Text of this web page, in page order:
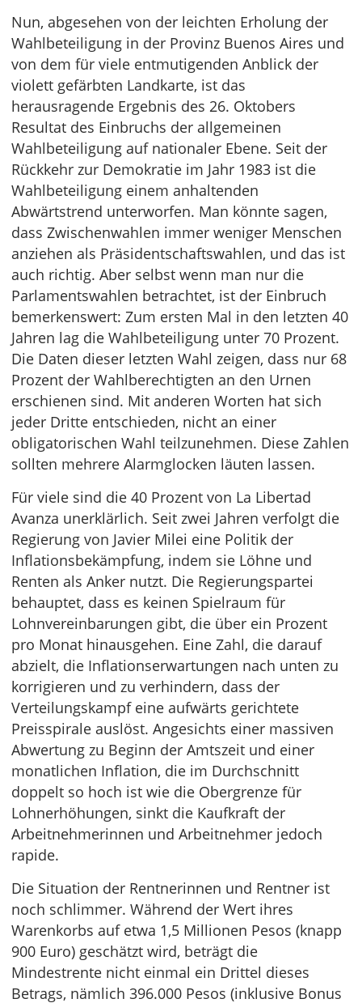
Nun, abgesehen von der leichten Erholung der
Wahlbeteiligung in der Provinz Buenos Aires und
von dem für viele entmutigenden Anblick der
violett gefärbten Landkarte, ist das
herausragende Ergebnis des 26. Oktobers
Resultat des Einbruchs der allgemeinen
Wahlbeteiligung auf nationaler Ebene. Seit der
Rückkehr zur Demokratie im Jahr 1983 ist die
Wahlbeteiligung einem anhaltenden
Abwärtstrend unterworfen. Man könnte sagen,
dass Zwischenwahlen immer weniger Menschen
anziehen als Präsidentschaftswahlen, und das ist
auch richtig. Aber selbst wenn man nur die
Parlamentswahlen betrachtet, ist der Einbruch
bemerkenswert: Zum ersten Mal in den letzten 40
Jahren lag die Wahlbeteiligung unter 70 Prozent.
Die Daten dieser letzten Wahl zeigen, dass nur 68
Prozent der Wahlberechtigten an den Urnen
erschienen sind. Mit anderen Worten hat sich
jeder Dritte entschieden, nicht an einer
obligatorischen Wahl teilzunehmen. Diese Zahlen
sollten mehrere Alarmglocken läuten lassen.
Für viele sind die 40 Prozent von La Libertad
Avanza unerklärlich. Seit zwei Jahren verfolgt die
Regierung von Javier Milei eine Politik der
Inflationsbekämpfung, indem sie Löhne und
Renten als Anker nutzt. Die Regierungspartei
behauptet, dass es keinen Spielraum für
Lohnvereinbarungen gibt, die über ein Prozent
pro Monat hinausgehen. Eine Zahl, die darauf
abzielt, die Inflationserwartungen nach unten zu
korrigieren und zu verhindern, dass der
Verteilungskampf eine aufwärts gerichtete
Preisspirale auslöst. Angesichts einer massiven
Abwertung zu Beginn der Amtszeit und einer
monatlichen Inflation, die im Durchschnitt
doppelt so hoch ist wie die Obergrenze für
Lohnerhöhungen, sinkt die Kaufkraft der
Arbeitnehmerinnen und Arbeitnehmer jedoch
rapide.
Die Situation der Rentnerinnen und Rentner ist
noch schlimmer. Während der Wert ihres
Warenkorbs auf etwa 1,5 Millionen Pesos (knapp
900 Euro) geschätzt wird, beträgt die
Mindestrente nicht einmal ein Drittel dieses
Betrags, nämlich 396.000 Pesos (inklusive Bonus